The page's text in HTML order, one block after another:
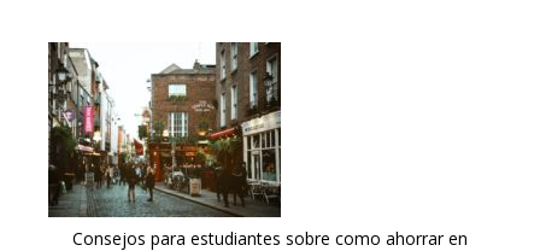
Consejos para estudiantes sobre como ahorrar en